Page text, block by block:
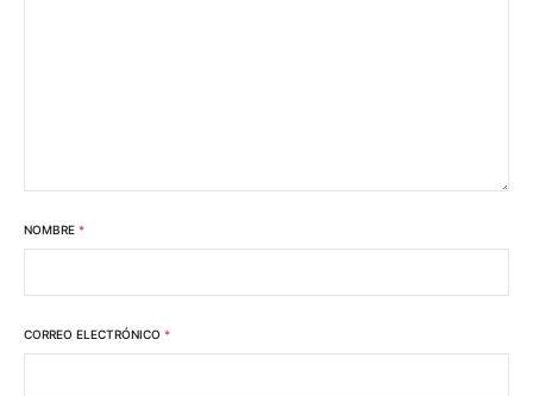
NOMBRE *
CORREO ELECTRÓNICO *